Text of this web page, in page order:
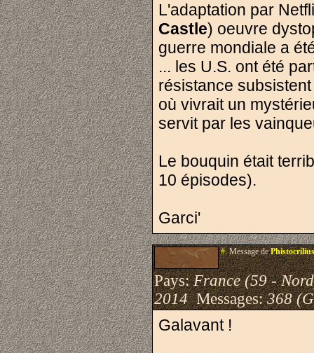
L'adaptation par
Castle) oeuvre
guerre mondiale a
... les U.S. ont été
résistance
où vivrait un
servit par les
Le bouquin était
10 épisodes).
Garci'
#.Message dePhistocrilius
Pays:France (59 -
2014Messages:368
Galavant !